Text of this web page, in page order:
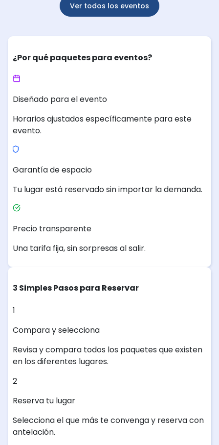
Ver todos los eventos
¿Por qué paquetes para eventos?
Diseñado para el evento
Horarios ajustados específicamente para este
evento.
Garantía de espacio
Tu lugar está reservado sin importar la demanda.
Precio transparente
Una tarifa fija, sin sorpresas al salir.
3 Simples Pasos para Reservar
1
Compara y selecciona
Revisa y compara todos los paquetes que existen
en los diferentes lugares.
2
Reserva tu lugar
Selecciona el que más te convenga y reserva con
antelación.